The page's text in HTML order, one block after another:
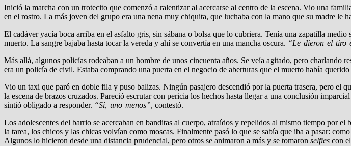
Inició la marcha con un trotecito que comenzó a ralentizar al acercarse al centro de la escena. Vio una
en el rostro. La más joven del grupo era una nena muy chiquita, que luchaba con la mano que su madre le
El cadáver yacía boca arriba en el asfalto gris, sin sábana o bolsa que lo cubriera. Tenía una zapatilla
muerto. La sangre bajaba hasta tocar la vereda y ahí se convertía en una mancha oscura. “Le dieron el tiro
Más allá, algunos policías rodeaban a un hombre de unos cincuenta años. Se veía agitado, pero
era un policía de civil. Estaba comprando una puerta en el negocio de aberturas que el muerto había
Vio un taxi que paró en doble fila y puso balizas. Ningún pasajero descendió por la puerta trasera, pero el
la escena de brazos cruzados. Pareció escrutar con pericia los hechos hasta llegar a una conclusión
sintió obligado a responder. “Sí, uno menos”, contestó.
Los adolescentes del barrio se acercaban en banditas al cuerpo, atraídos y repelidos al mismo tiempo por
la tarea, los chicos y las chicas volvían como moscas. Finalmente pasó lo que se sabía que iba a pasar:
Algunos lo hicieron desde una distancia prudencial, pero otros se animaron a más y se tomaron selfies con